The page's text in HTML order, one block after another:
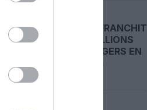
RYANAIR FRANCHIT
LES 22 MILLIONS
DE PASSAGERS EN